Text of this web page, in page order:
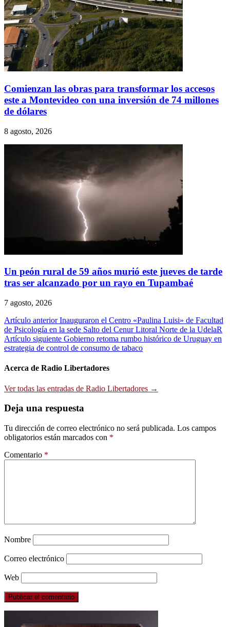
Comienzan las obras para transformar los accesos
este a Montevideo con una inversión de 74 millones
de dólares
8 agosto, 2026
Un peón rural de 59 años murió este jueves de tarde
tras ser alcanzado por un rayo en Tupambaé
7 agosto, 2026
Navegación
de
entradas
Artículo anterior Inauguraron el Centro «Paulina Luisi» de Facultad
de Psicología en la sede Salto del Cenur Litoral Norte de la UdelaR
Artículo siguiente Gobierno retoma rumbo histórico de Uruguay en
estrategia de control de consumo de tabaco
Acerca de Radio Libertadores
Ver todas las entradas de Radio Libertadores →
Deja una respuesta
Tu dirección de correo electrónico no será publicada. Los campos
obligatorios están marcados con *
Comentario *
Nombre
Correo electrónico
Web